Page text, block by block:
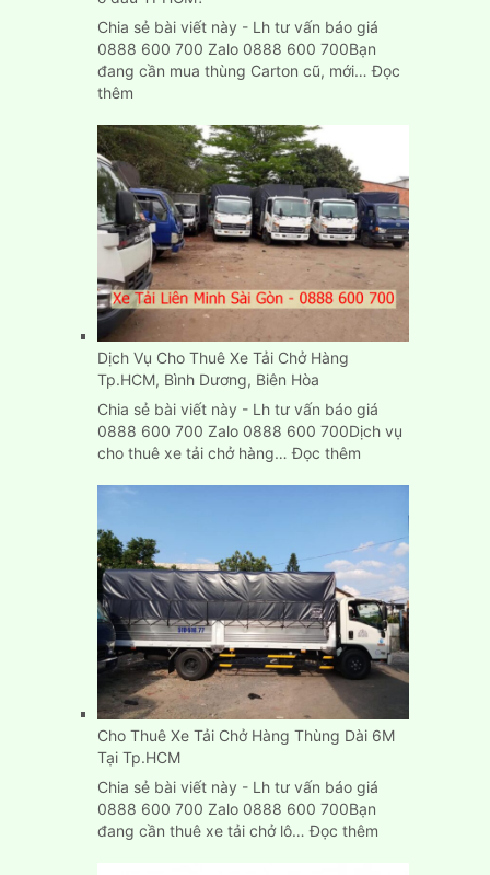
Chia sẻ bài viết này - Lh tư vấn báo giá
0888 600 700 Zalo 0888 600 700Bạn
đang cần mua thùng Carton cũ, mới…Đọc
thêm:
bán
thùng
Carton
cũ
mới
chuyển
nhà
ở
đâu
TPHCM?
Dịch Vụ Cho Thuê Xe Tải Chở Hàng
Tp.HCM, Bình Dương, Biên Hòa
Chia sẻ bài viết này - Lh tư vấn báo giá
0888 600 700 Zalo 0888 600 700Dịch vụ
cho thuê xe tải chở hàng…Đọc thêm:
Thuê
Xe
Tải
Chở
Hàng
Tp.HCM,
Bình
Dương,
Hòa
Cho Thuê Xe Tải Chở Hàng Thùng Dài 6M
Tại Tp.HCM
Chia sẻ bài viết này - Lh tư vấn báo giá
0888 600 700 Zalo 0888 600 700Bạn
đang cần thuê xe tải chở lô…Đọc thêm: